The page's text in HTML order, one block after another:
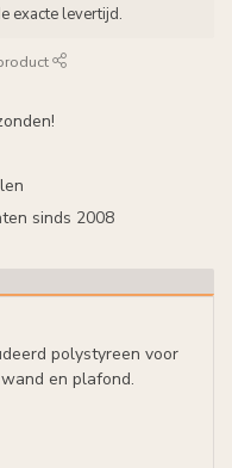
exacte levertijd.
sinds 2008
polystyreen voor
en plafond.